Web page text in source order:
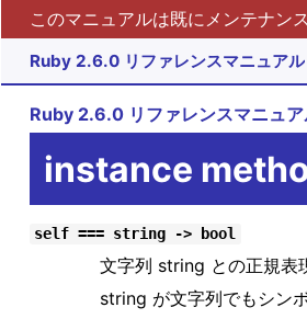
このマニュアルは既にメンテナン
Ruby 2.6.0 リファレンスマニュアル
Ruby 2.6.0 リファレンスマニュア
instance
self === string -> bool
文字列 string との正規表
string が文字列でもシン